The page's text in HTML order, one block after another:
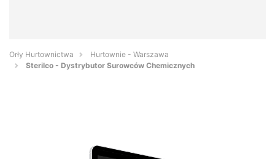
Orły Hurtownictwa
Hurtownie - Warszawa
Sterilco - Dystrybutor Surowców Chemicznych